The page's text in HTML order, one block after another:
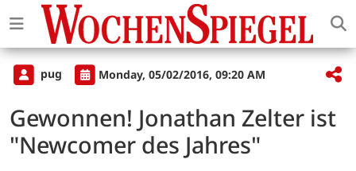
pug Monday, 05/02/2016, 09:20 AM
Gewonnen! Jonathan Zelter ist
"Newcomer des Jahres"